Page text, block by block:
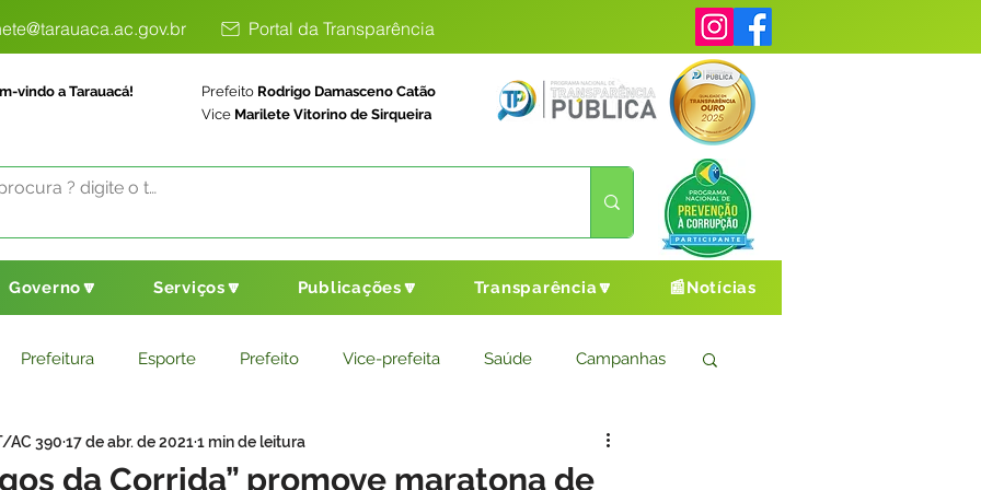
Portal da Transparência
vindo a Tarauacá! Prefeito Rodrigo Damasceno Catão
Vice Marilete Vitorino de Sirqueira
Governo🔽 Serviços🔽 Publicações🔽 Transparência🔽 📰Notícias
Prefeitura Esporte Prefeito Vice-prefeita Saúde Campanhas
Saneamento Básico Agricultura Cultura e Esporte
da Corrida” promove maratona de
AC 390 17 de abr. de 20211 min de leitura